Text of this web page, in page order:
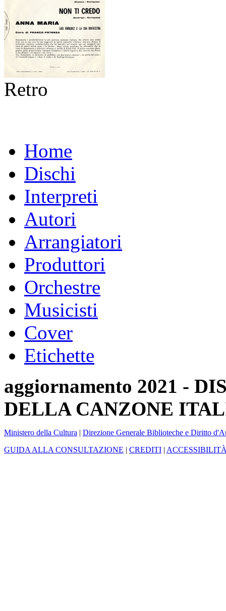
Retro
Home
Dischi
Interpreti
Autori
Arrangiatori
Produttori
Orchestre
Musicisti
Cover
Etichette
aggiornamento 2021 -
DELLA CANZONE
Ministero della Cultura | Direzione Generale Biblioteche e Diritto
GUIDA ALLA CONSULTAZIONE | CREDITI |